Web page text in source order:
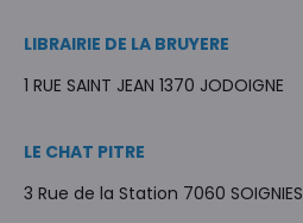
LIBRAIRIE DE LA BRUYERE
1 RUE SAINT JEAN 1370 JODOIGNE
LE CHAT PITRE
3 Rue de la Station 7060 SOIGNIES